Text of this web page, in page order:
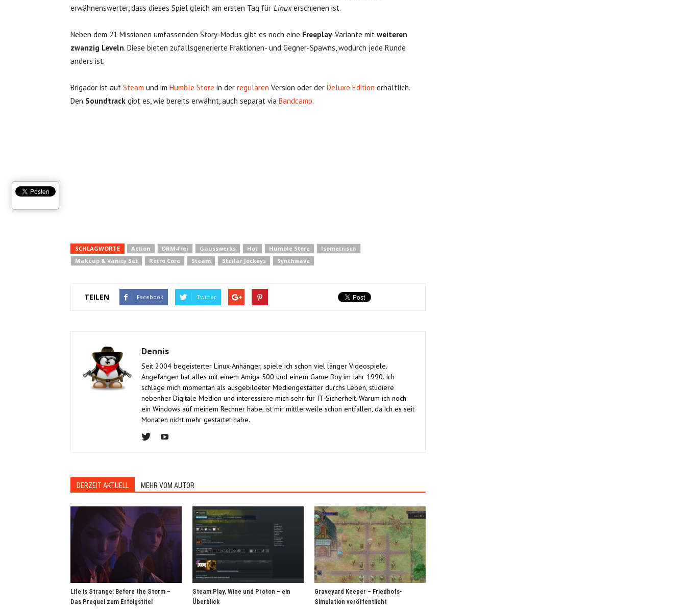
erwähnenswerter, dass dieses Spiel gleich am ersten Tag für Linuxerschienen ist.
Neben dem 21 Missionen umfassenden Story-Modus gibt es noch eine Freeplay-Variante mit weiteren
zwanzig Leveln. Diese bieten zufallsgenerierte Fraktionen- und Gegner-Spawns, wodurch jede Runde
anders ist.
Brigador ist auf Steam und im Humble Store in der regulären Version oder der Deluxe Edition erhältlich.
Den Soundtrack gibt es, wie bereits erwähnt, auch separat via Bandcamp.
SCHLAGWORTE Action DRM-frei Gausswerks Hot Humble Store
Isometrisch
Makeup & Vanity Set
Retro Core Steam Stellar Jockeys Synthwave
TEILEN Facebook Twitter
Dennis
Seit 2004 begeisterter Linux-Anhänger, spiele ich schon viel länger Videospiele.
Angefangen hat alles mit einem Amiga 500 und einem Game Boy im Jahr 1990. Ich
schlage mich momentan als ausgebildeter Mediengestalter durchs Leben, studiere
nebenher Digitale Medien und interessiere mich sehr für IT-Sicherheit. Warum ich noch
ein Windows auf meinem Rechner habe, ist mir mittlerweile schon entfallen, da ich es seit
Monaten nicht mehr gestartet habe.
DERZEIT AKTUELL MEHR VOM AUTOR
Life is Strange: Before the Storm –
Das Prequel zum Erfolgstitel
Steam Play, Wine und Proton – ein
Überblick
Graveyard Keeper – Friedhofs-
Simulation veröffentlicht